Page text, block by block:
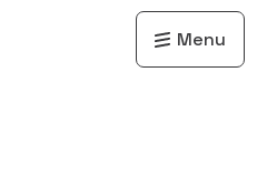
Menu